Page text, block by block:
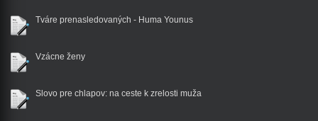
Tváre prenasledovaných - Huma Younus
Vzácne ženy
Slovo pre chlapov: na ceste k zrelosti muža